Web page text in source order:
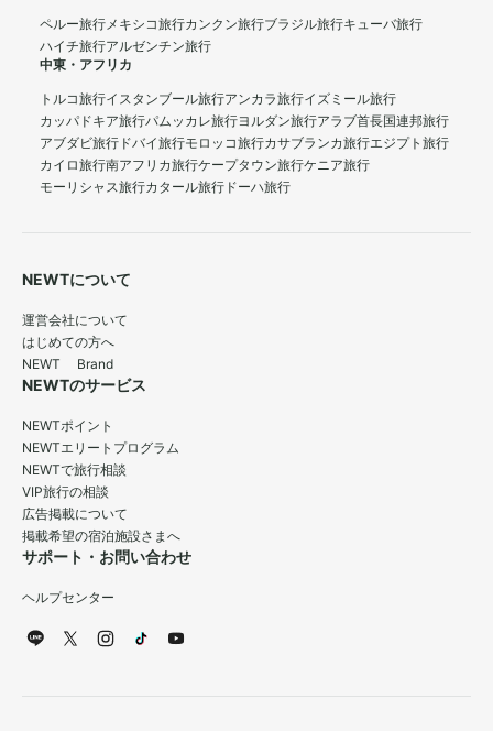
ペルー旅行メキシコ旅行カンクン旅行ブラジル旅行キューバ旅行
ハイチ旅行アルゼンチン旅行
中東・アフリカ
トルコ旅行イスタンブール旅行アンカラ旅行イズミール旅行
カッパドキア旅行パムッカレ旅行ヨルダン旅行アラブ首長国連邦旅行
アブダビ旅行 ドバイ旅行モロッコ旅行カサブランカ旅行エジプト旅行
カイロ旅行南アフリカ旅行ケープタウン旅行ケニア旅行
モーリシャス旅行カタール旅行 ドーハ旅行
NEWTについて
運営会社について
はじめての方へ
NEWT Brand
NEWTのサービス
NEWTポイント
NEWTエリートプログラム
NEWTで旅行相談
VIP旅行の相談
広告掲載について
掲載希望の宿泊施設さまへ
サポート・お問い合わせ
ヘルプセンター